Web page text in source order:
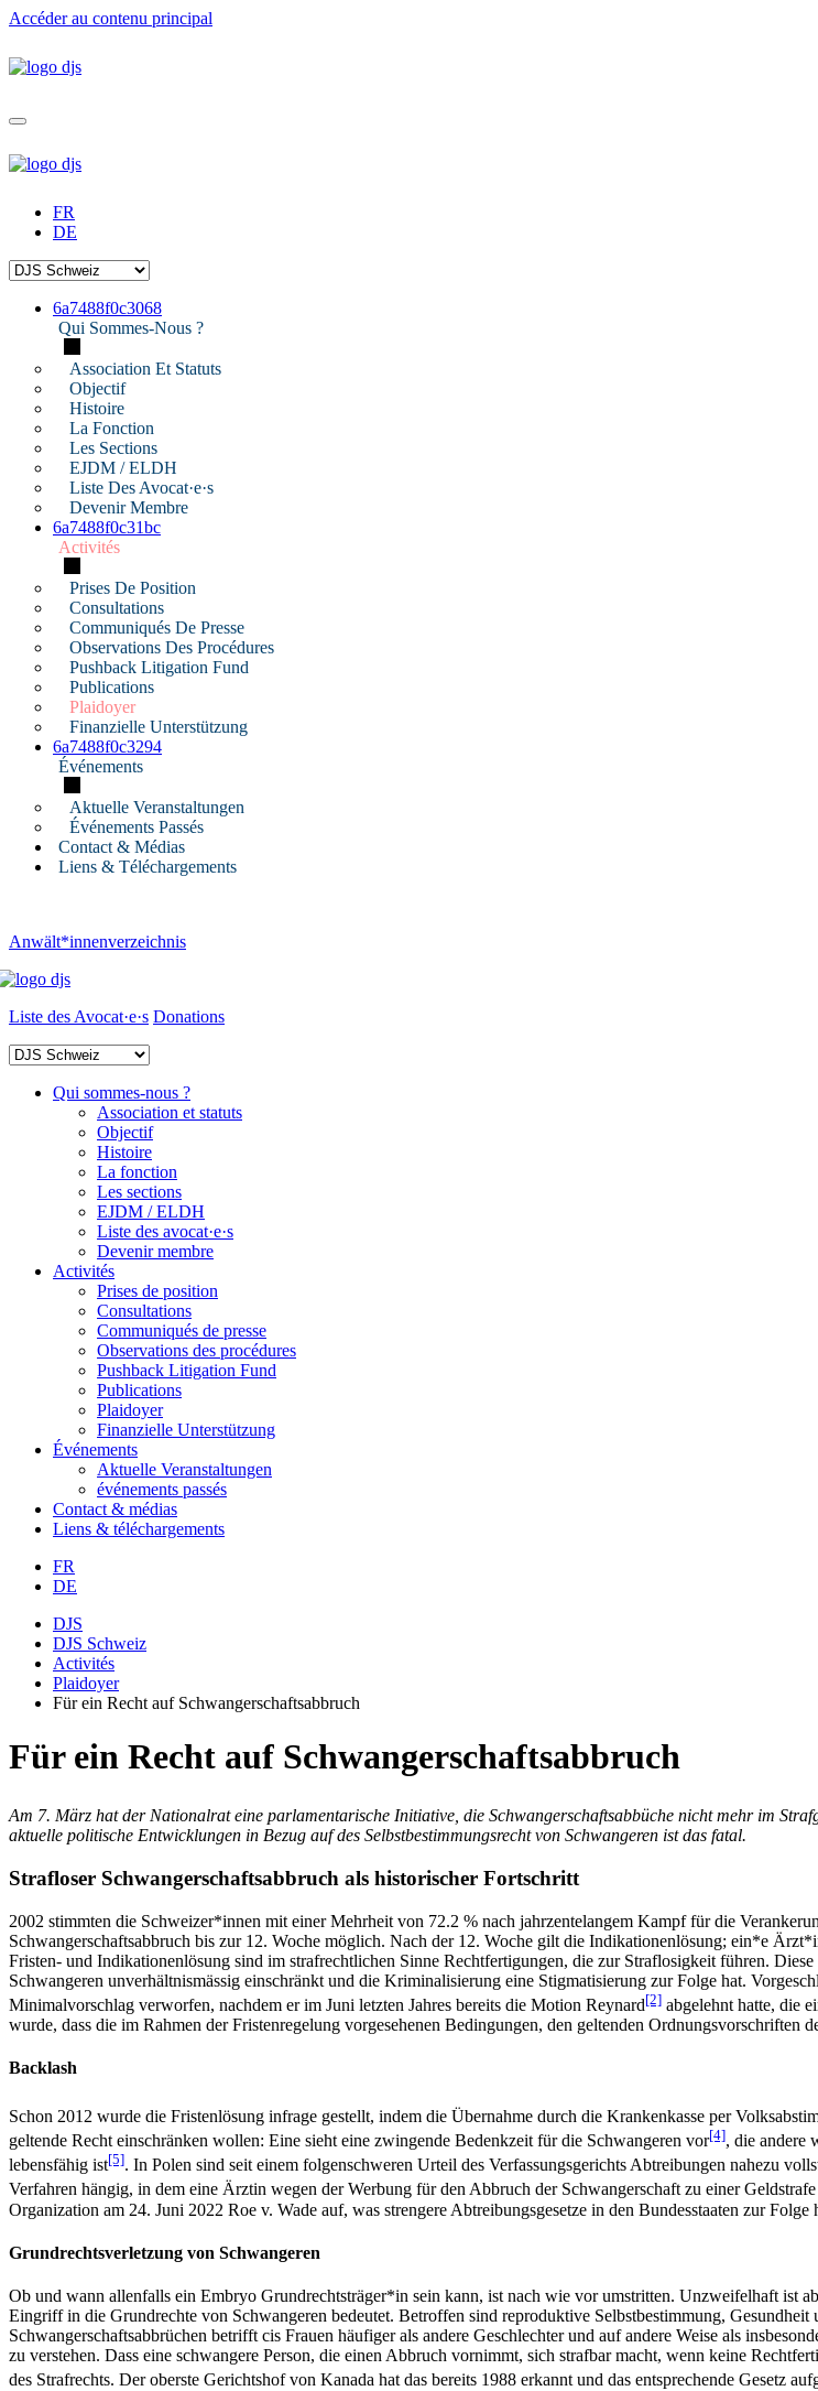
Accéder au contenu principal
FR
DE
6a7488f0c3068
Qui Sommes-Nous ?
Association Et Statuts
Objectif
Histoire
La Fonction
Les Sections
EJDM / ELDH
Liste Des Avocat·e·s
Devenir Membre
6a7488f0c31bc
Activités
Prises De Position
Consultations
Communiqués De Presse
Observations Des Procédures
Pushback Litigation Fund
Publications
Plaidoyer
Finanzielle Unterstützung
6a7488f0c3294
Événements
Aktuelle Veranstaltungen
Événements Passés
Contact & Médias
Liens & Téléchargements
Anwält*innenverzeichnis
Liste des Avocat·e·s Donations
Qui sommes-nous ?
Association et statuts
Objectif
Histoire
La fonction
Les sections
EJDM / ELDH
Liste des avocat·e·s
Devenir membre
Activités
Prises de position
Consultations
Communiqués de presse
Observations des procédures
Pushback Litigation Fund
Publications
Plaidoyer
Finanzielle Unterstützung
Événements
Aktuelle Veranstaltungen
événements passés
Contact & médias
Liens & téléchargements
FR
DE
DJS
DJS Schweiz
Activités
Plaidoyer
Für ein Recht auf Schwangerschaftsabbruch
Für ein Recht auf Schwangerschaftsabbruch
Am 7. März hat der Nationalrat eine parlamentarische Initiative, die Schwangerschaftsabbüche nicht mehr im
aktuelle politische Entwicklungen in Bezug auf des Selbstbestimmungsrecht von Schwangeren ist das fatal.
Strafloser Schwangerschaftsabbruch als historischer Fortschritt
2002 stimmten die Schweizer*innen mit einer Mehrheit von 72.2 % nach jahrzentelangem Kampf für die
Schwangerschaftsabbruch bis zur 12. Woche möglich. Nach der 12. Woche gilt die Indikationenlösung; ein*e
Fristen- und Indikationenlösung sind im strafrechtlichen Sinne Rechtfertigungen, die zur Straflosigkeit führen.
Schwangeren unverhältnismässig einschränkt und die Kriminalisierung eine Stigmatisierung zur Folge hat.
Minimalvorschlag verworfen, nachdem er im Juni letzten Jahres bereits die Motion Reynard[2] abgelehnt hatte, die
wurde, dass die im Rahmen der Fristenregelung vorgesehenen Bedingungen, den geltenden Ordnungsvorschriften
Backlash
Schon 2012 wurde die Fristenlösung infrage gestellt, indem die Übernahme durch die Krankenkasse per
geltende Recht einschränken wollen: Eine sieht eine zwingende Bedenkzeit für die Schwangeren vor[4], die andere
lebensfähig ist[5]. In Polen sind seit einem folgenschweren Urteil des Verfassungsgerichts Abtreibungen nahezu
Verfahren hängig, in dem eine Ärztin wegen der Werbung für den Abbruch der Schwangerschaft zu einer
Organization am 24. Juni 2022 Roe v. Wade auf, was strengere Abtreibungsgesetze in den Bundesstaaten zur Folge
Grundrechtsverletzung von Schwangeren
Ob und wann allenfalls ein Embryo Grundrechtsträger*in sein kann, ist nach wie vor umstritten. Unzweifelhaft ist
Eingriff in die Grundrechte von Schwangeren bedeutet. Betroffen sind reproduktive Selbstbestimmung,
Schwangerschaftsabbrüchen betrifft cis Frauen häufiger als andere Geschlechter und auf andere Weise als
zu verstehen. Dass eine schwangere Person, die einen Abbruch vornimmt, sich strafbar macht, wenn keine
des Strafrechts. Der oberste Gerichtshof von Kanada hat das bereits 1988 erkannt und das entsprechende Gesetz